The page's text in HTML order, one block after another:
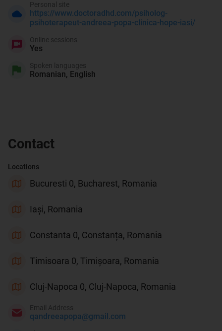
https://www.doctoradhd.com/psiholog-
psihoterapeut-andreea-popa-clinica-hope-iasi/
Personal site
Yes
Online sessions
Romanian, English
Spoken languages
Contact
Locations
Bucuresti 0, Bucharest, Romania
Iași, Romania
Constanta 0, Constanța, Romania
Timisoara 0, Timișoara, Romania
Cluj-Napoca 0, Cluj-Napoca, Romania
qandreeapopa@gmail.com
Email Address